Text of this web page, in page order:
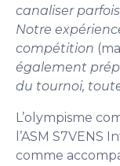
canaliser
Notre
compétition
également
du tournoi,
L’olympisme
l’ASM S7VENS
comme